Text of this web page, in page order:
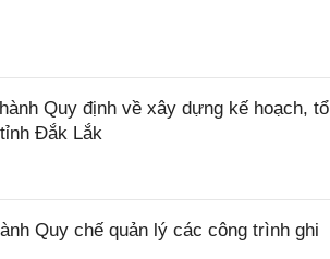
Quy định về xây dựng kế hoạch, tổ
Đắk Lắk
Quy chế quản lý các công trình ghi